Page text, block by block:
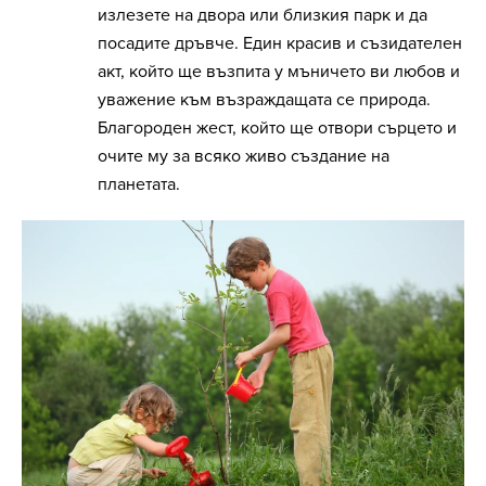
излезете на двора или близкия парк и да
посадите дръвче. Един красив и съзидателен
акт, който ще възпита у мъничето ви любов и
уважение към възраждащата се природа.
Благороден жест, който ще отвори сърцето и
очите му за всяко живо създание на
планетата.